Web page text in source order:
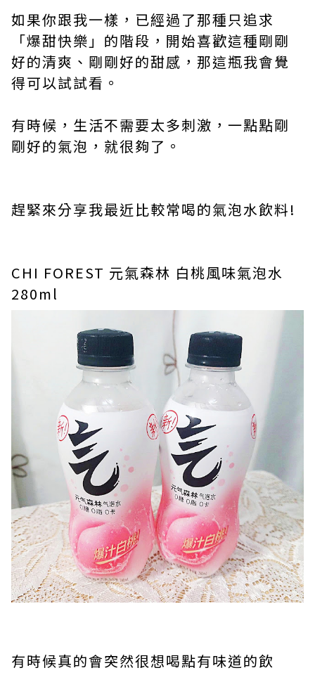
如果你跟我一樣，已經過了那種只追求
「爆甜快樂」的階段，開始喜歡這種剛剛
好的清爽、剛剛好的甜感，那這瓶我會覺
得可以試試看。
有時候，生活不需要太多刺激，一點點剛
剛好的氣泡，就很夠了。
趕緊來分享我最近比較常喝的氣泡水飲料!
CHI FOREST 元氣森林 白桃風味氣泡水
280ml
有時候真的會突然很想喝點有味道的飲